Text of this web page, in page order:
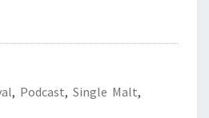
, Podcast, Single Malt,